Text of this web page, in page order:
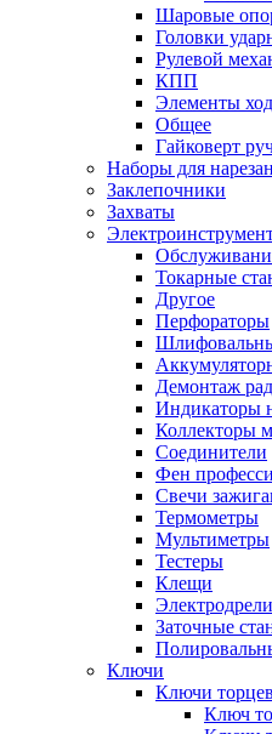
Шаровые
Головки
Рулевой
КПП
Элементы
Общее
Гайковерт
Наборы для
Заклепочники
Захваты
Токарные
Другое
Перфораторы
Демонтаж
Индикаторы
Коллекторы
Соединители
Фен
Свечи
Термометры
Мультиметры
Тестеры
Клещи
Электродрели
Заточные
Ключи
Ключи
Ключ